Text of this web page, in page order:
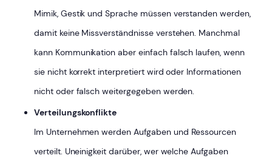
Mimik, Gestik und Sprache müssen verstanden werden,
damit keine Missverständnisse verstehen. Manchmal
kann Kommunikation aber einfach falsch laufen, wenn
sie nicht korrekt interpretiert wird oder Informationen
nicht oder falsch weitergegeben werden.
Verteilungskonflikte
Im Unternehmen werden Aufgaben und Ressourcen
verteilt. Uneinigkeit darüber, wer welche Aufgaben